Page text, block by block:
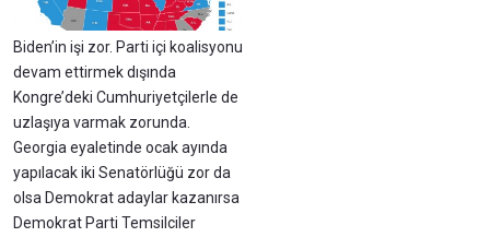
Biden’in işi zor. Parti içi koalisyonu
devam ettirmek dışında
Kongre’deki Cumhuriyetçilerle de
uzlaşıya varmak zorunda.
Georgia eyaletinde ocak ayında
yapılacak iki Senatörlüğü zor da
olsa Demokrat adaylar kazanırsa
Demokrat Parti Temsilciler